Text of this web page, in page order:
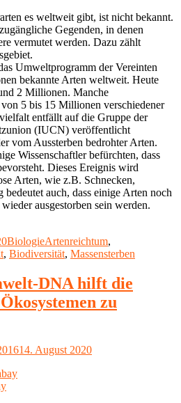
es weltweit gibt, ist nicht bekannt.
Gegenden, in denen
vermutet werden. Dazu zählt
Umweltprogramm der Vereinten
bekannte Arten weltweit. Heute
2 Millionen. Manche
5 bis 15 Millionen verschiedener
entfällt auf die Gruppe der
(IUCN) veröffentlicht
vom Aussterben bedrohter Arten.
Wissenschaftler befürchten, dass
Dieses Ereignis wird
Arten, wie z.B. Schnecken,
auch, dass einige Arten noch
ausgestorben sein werden.
Kategorien
BiologieSchlagwörter
Artenreichtum,
, Biodiversität, Massensterben
DNA hilft die
zu
14. August 2020